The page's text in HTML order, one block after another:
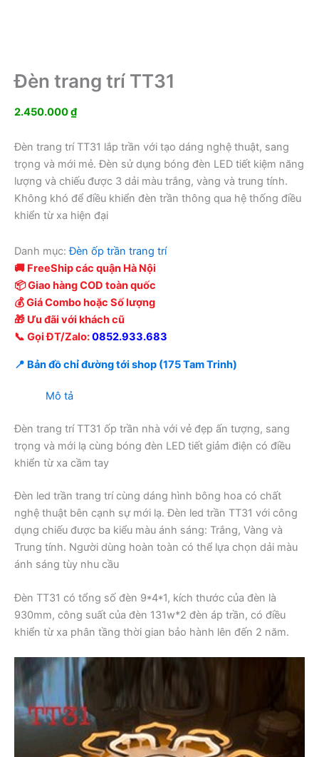
Đèn trang trí TT31
2.450.000₫
Đèn trang trí TT31 lắp trần với tạo dáng nghệ thuật, sang
trọng và mới mẻ. Đèn sử dụng bóng đèn LED tiết kiệm năng
lượng và chiếu được 3 dải màu trắng, vàng và trung tính.
Không khó để điều khiển đèn trần thông qua hệ thống điều
khiển từ xa hiện đại
Danh mục:Đèn ốp trần trang trí
🚚 FreeShip các quận Hà Nội
📦 Giao hàng COD toàn quốc
💰 Giá Combo hoặc Số lượng
🎁 Ưu đãi với khách cũ
📞 Gọi ĐT/Zalo:0852.933.683
📍 Bản đồ chỉ đường tới shop (175 Tam Trinh)
Mô tả
Đèn trang trí TT31 ốp trần nhà với vẻ đẹp ấn tượng, sang
trọng và mới lạ cùng bóng đèn LED tiết giảm điện có điều
khiển từ xa cầm tay
Đèn led trần trang trí cùng dáng hình bông hoa có chất
nghệ thuật bên cạnh sự mới lạ. Đèn led trần TT31 với công
dụng chiếu được ba kiểu màu ánh sáng: Trắng, Vàng và
Trung tính. Người dùng hoàn toàn có thể lựa chọn dải màu
ánh sáng tùy nhu cầu
Đèn TT31 có tổng số đèn 9*4*1, kích thước của đèn là
930mm, công suất của đèn 131w*2 đèn áp trần, có điều
khiển từ xa phân tầng thời gian bảo hành lên đến 2 năm.